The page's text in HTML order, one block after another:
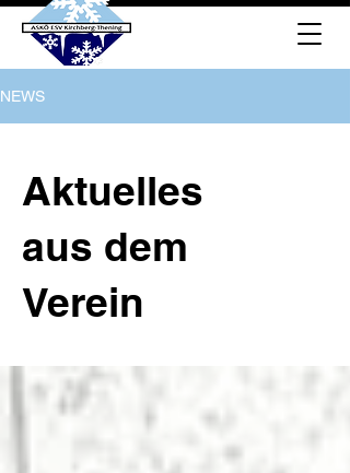
NEWS
Aktuelles
aus dem
Verein